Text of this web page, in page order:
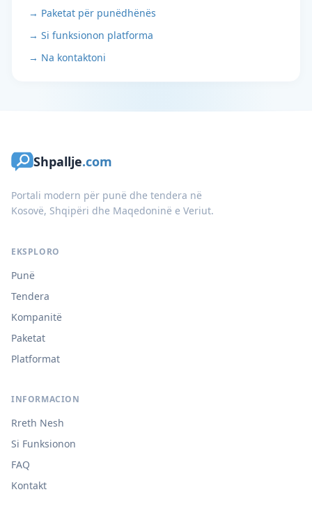
→ Paketat për punëdhënës
→ Si funksionon platforma
→ Na kontaktoni
Shpallje.com
Portali modern për punë dhe tendera në
Kosovë, Shqipëri dhe Maqedoninë e Veriut.
EKSPLORO
Punë
Tendera
Kompanitë
Paketat
Platformat
INFORMACION
Rreth Nesh
Si Funksionon
FAQ
Kontakt